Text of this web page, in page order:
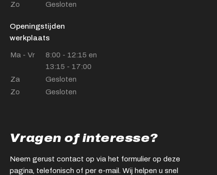
Zo
Gesloten
Openingstijden
werkplaats
Ma - Vr
8:00 - 12:15 en
13:15 - 17:00
Za
Gesloten
Zo
Gesloten
Vragen of interesse?
Neem gerust contact op via het formulier op deze
pagina, telefonisch of per e-mail. Wij helpen u snel